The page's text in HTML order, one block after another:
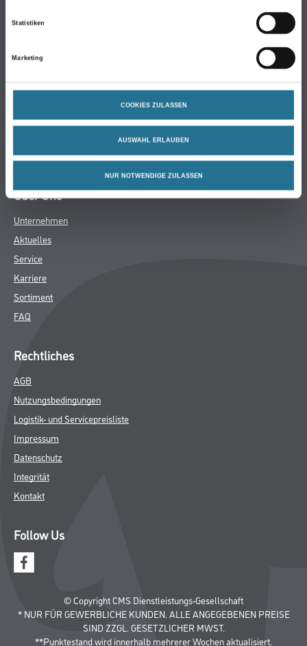
Statistiken
Marketing
COOKIES ZULASSEN
AUSWAHL ERLAUBEN
NUR NOTWENDIGE ZULASSEN
Trockenbau
Bodenbeläge
Verbrauchsmaterialien
Hersteller
Über Uns
Unternehmen
Aktuelles
Service
Karriere
Sortiment
FAQ
Rechtliches
AGB
Nutzungsbedingungen
Logistik- und Servicepreisliste
Impressum
Datenschutz
Integrität
Kontakt
Follow Us
© Copyright CMS Dienstleistungs-Gesellschaft
* NUR FÜR GEWERBLICHE KUNDEN. ALLE ANGEGEBENEN PREISE
SIND ZZGL. GESETZLICHER MWST.
**Punktestand wird innerhalb mehrerer Wochen aktualisiert.